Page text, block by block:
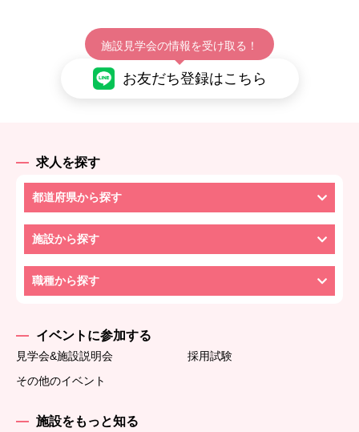
施設見学会の情報を受け取る！
お友だち登録はこちら
求人を探す
都道府県から探す
施設から探す
職種から探す
イベントに参加する
見学会&施設説明会
採用試験
その他のイベント
施設をもっと知る